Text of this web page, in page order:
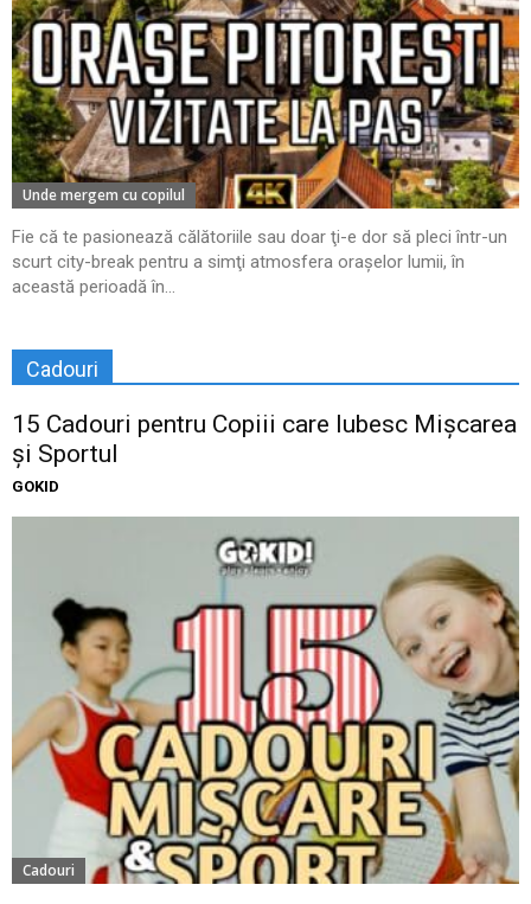
Unde mergem cu copilul
Fie că te pasionează călătoriile sau doar ţi-e dor să pleci într-un
scurt city-break pentru a simţi atmosfera oraşelor lumii, în
această perioadă în...
Cadouri
15 Cadouri pentru Copiii care Iubesc Mișcarea
și Sportul
GOKID
Cadouri